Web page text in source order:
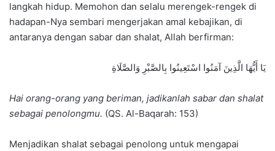
langkah hidup. Memohon dan selalu merengek-rengek di
hadapan-Nya sembari mengerjakan amal kebajikan, di
antaranya dengan sabar dan shalat, Allah berfirman:
يَا أَيُّهَا الَّذِينَ آمَنُوا اسْتَعِينُوا بِالصَّبْرِ وَالصَّلَاةِ
Hai orang-orang yang beriman, jadikanlah sabar dan shalat
sebagai penolongmu. (QS. Al-Baqarah: 153)
Menjadikan shalat sebagai penolong untuk mengapai